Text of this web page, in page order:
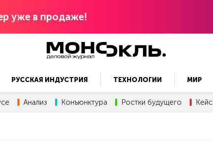
уже в продаже!
РУССКАЯ ИНДУСТРИЯ ТЕХНОЛОГИИ МИР
Анализ Конъюнктура Ростки будущего Кейс